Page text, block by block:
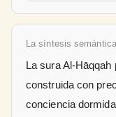
La síntesis semántica
La sura Al-
construida con
conciencia